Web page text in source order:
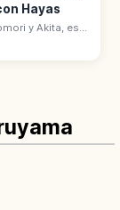
Hayas
y Akita, es